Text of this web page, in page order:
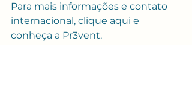
Para mais informações e contato
internacional, clique aqui e
conheça a Pr3vent.